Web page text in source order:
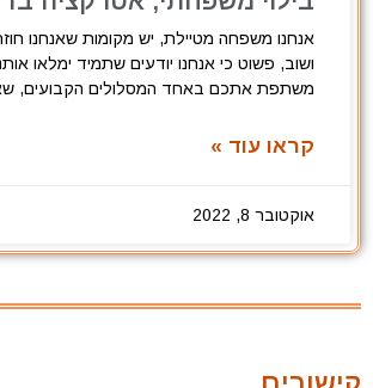
אנחנו משפחה מטיילת, יש מקומות שאנחנו
ושוב, פשוט כי אנחנו יודעים שתמיד ימלאו
משתפת אתכם באחד המסלולים הקבועים,
קראו עוד »
אוקטובר 8, 2022